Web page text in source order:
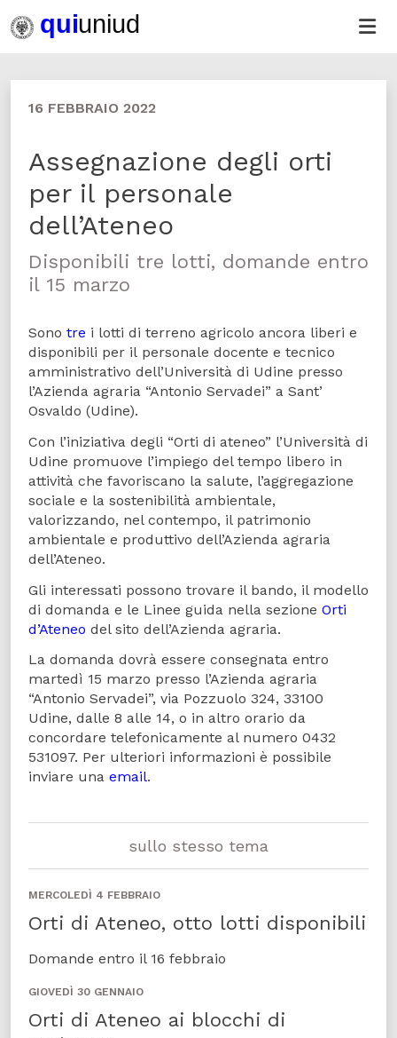
16 FEBBRAIO 2022
Assegnazione degli orti
per il personale
dell’Ateneo
Disponibili tre lotti, domande entro
il 15 marzo
Sono tre i lotti di terreno agricolo ancora liberi e
disponibili per il personale docente e tecnico
amministrativo dell’Università di Udine presso
l’Azienda agraria “Antonio Servadei” a Sant’
Osvaldo (Udine).
Con l’iniziativa degli “Orti di ateneo” l’Università di
Udine promuove l’impiego del tempo libero in
attività che favoriscano la salute, l’aggregazione
sociale e la sostenibilità ambientale,
valorizzando, nel contempo, il patrimonio
ambientale e produttivo dell’Azienda agraria
dell’Ateneo.
Gli interessati possono trovare il bando, il modello
di domanda e le Linee guida nella sezione Orti
d’Ateneo del sito dell’Azienda agraria.
La domanda dovrà essere consegnata entro
martedì 15 marzo presso l’Azienda agraria
“Antonio Servadei”, via Pozzuolo 324, 33100
Udine, dalle 8 alle 14, o in altro orario da
concordare telefonicamente al numero 0432
531097. Per ulteriori informazioni è possibile
inviare una email.
sullo stesso tema
MERCOLEDÌ 4 FEBBRAIO
Orti di Ateneo, otto lotti disponibili
Domande entro il 16 febbraio
GIOVEDÌ 30 GENNAIO
Orti di Ateneo ai blocchi di